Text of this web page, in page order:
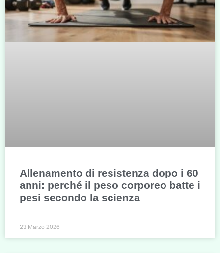
Allenamento di resistenza dopo i 60
anni: perché il peso corporeo batte i
pesi secondo la scienza
23 Marzo 2026